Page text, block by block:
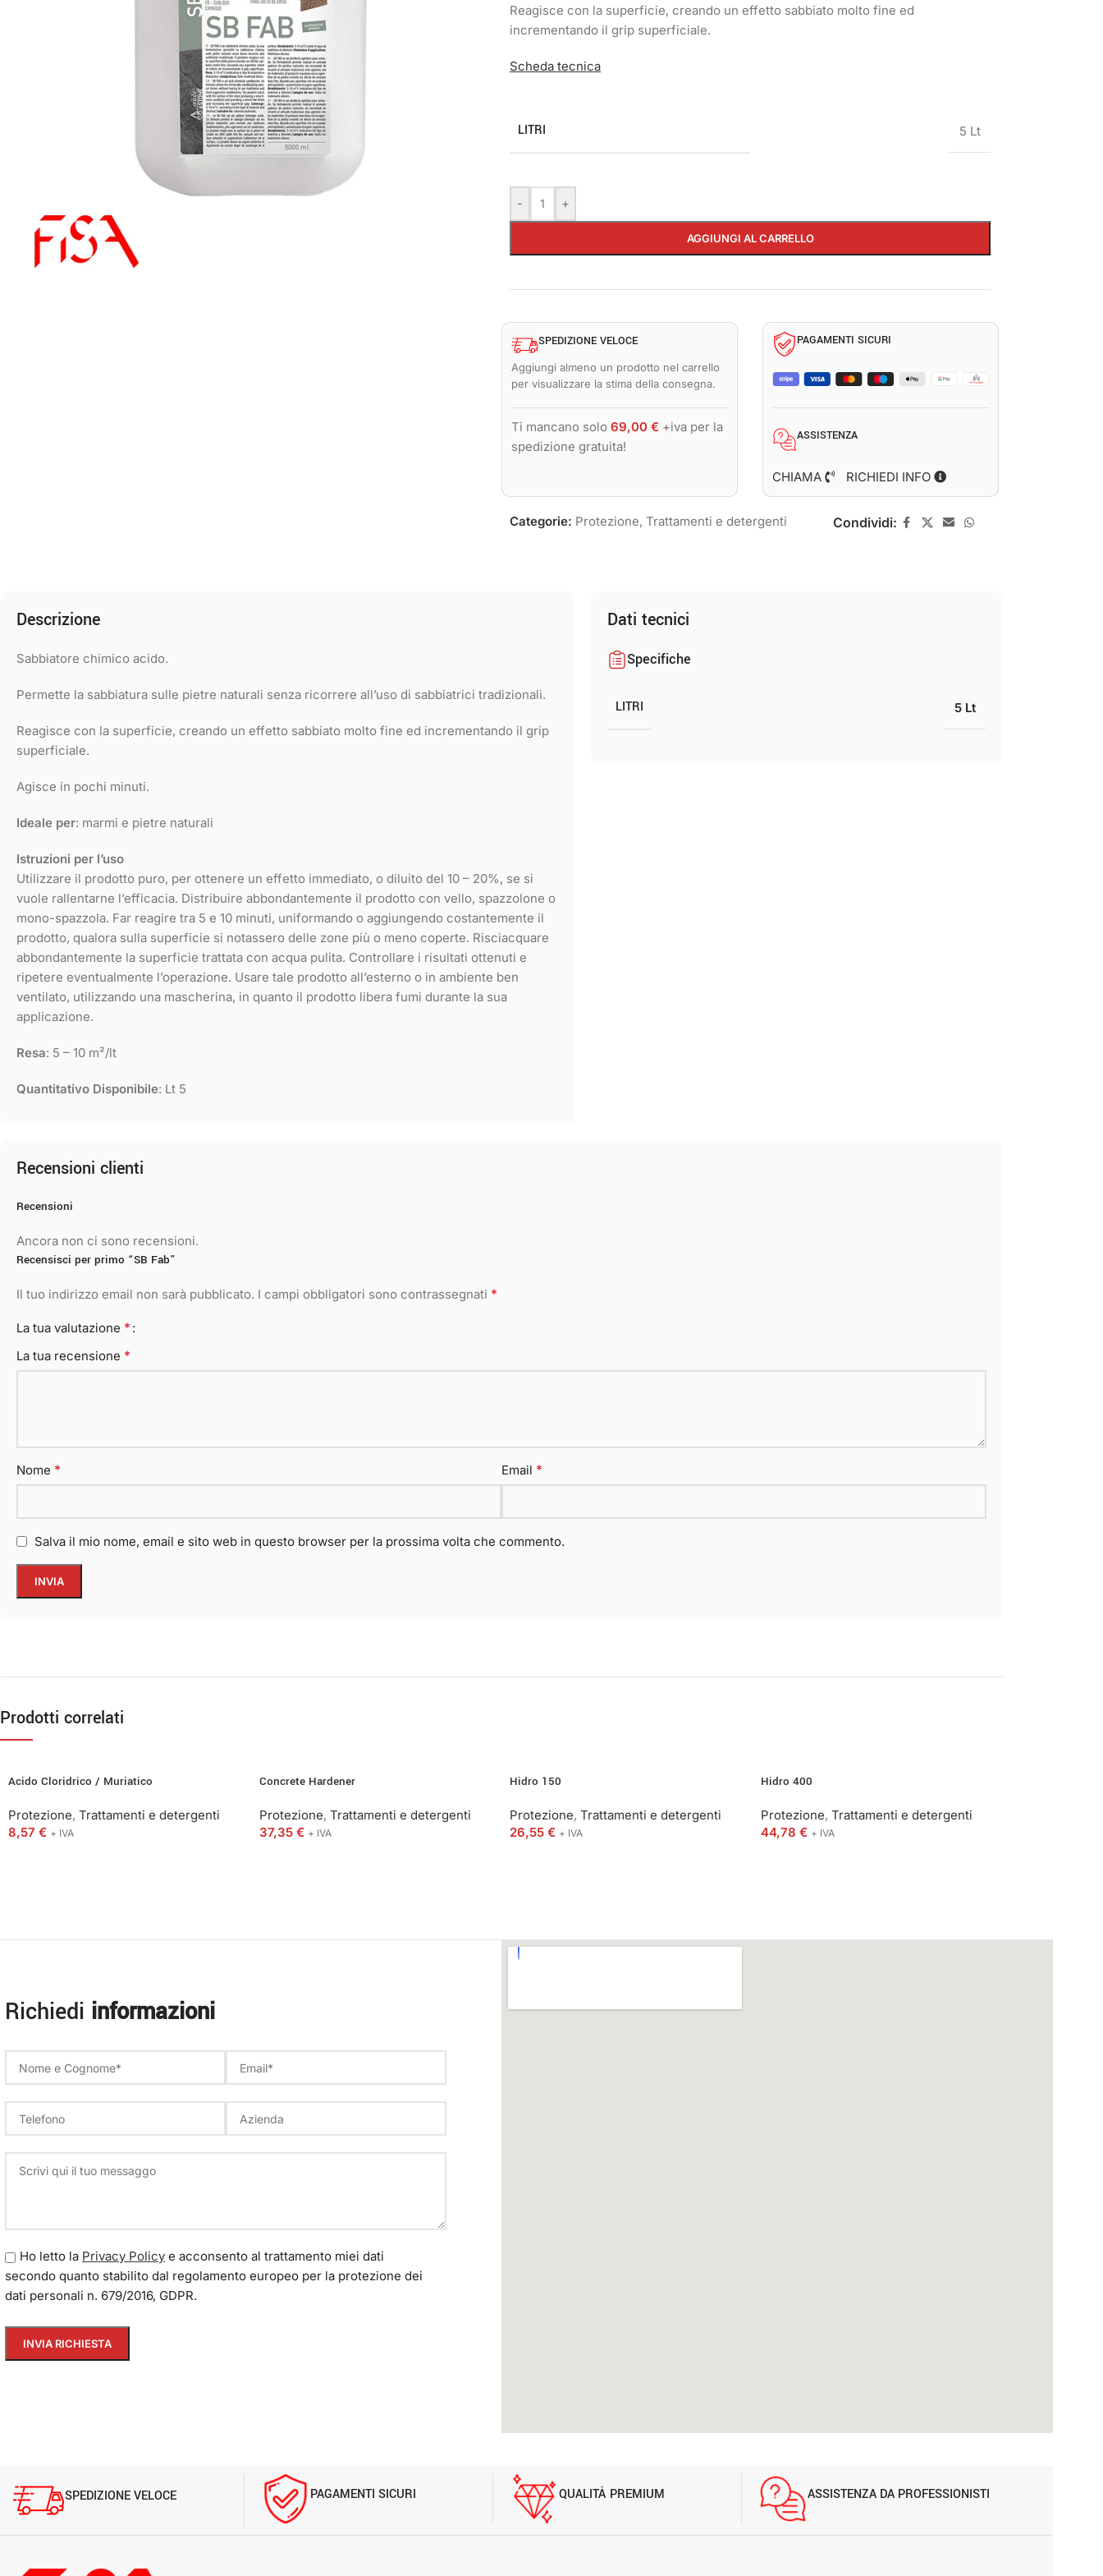
Reagisce con la superficie, creando un effetto sabbiato molto fine ed
incrementando il grip superficiale.
Scheda tecnica
LITRI 5 Lt
- +
AGGIUNGI AL CARRELLO
SPEDIZIONE VELOCE
Aggiungi almeno un prodotto nel carrello
per visualizzare la stima della consegna.
Ti mancano solo 69,00 € +iva per la
spedizione gratuita!
PAGAMENTI SICURI
ASSISTENZA
CHIAMA RICHIEDI INFO
Categorie: Protezione, Trattamenti e detergenti Condividi:
Descrizione
Sabbiatore chimico acido.
Permette la sabbiatura sulle pietre naturali senza ricorrere all’uso di sabbiatrici tradizionali.
Reagisce con la superficie, creando un effetto sabbiato molto fine ed incrementando il grip
superficiale.
Agisce in pochi minuti.
Ideale per: marmi e pietre naturali
Istruzioni per l’uso
Utilizzare il prodotto puro, per ottenere un effetto immediato, o diluito del 10 – 20%, se si
vuole rallentarne l’efficacia. Distribuire abbondantemente il prodotto con vello, spazzolone o
mono-spazzola. Far reagire tra 5 e 10 minuti, uniformando o aggiungendo costantemente il
prodotto, qualora sulla superficie si notassero delle zone più o meno coperte. Risciacquare
abbondantemente la superficie trattata con acqua pulita. Controllare i risultati ottenuti e
ripetere eventualmente l’operazione. Usare tale prodotto all’esterno o in ambiente ben
ventilato, utilizzando una mascherina, in quanto il prodotto libera fumi durante la sua
applicazione.
Resa: 5 – 10 m²/lt
Quantitativo Disponibile: Lt 5
Dati tecnici
Specifiche
LITRI 5 Lt
Recensioni clienti
Recensioni
Ancora non ci sono recensioni.
Recensisci per primo “SB Fab”
Il tuo indirizzo email non sarà pubblicato. I campi obbligatori sono contrassegnati *
La tua valutazione *
La tua recensione *
Nome * Email *
Salva il mio nome, email e sito web in questo browser per la prossima volta che commento.
Prodotti correlati
Acido Cloridrico / Muriatico
Protezione, Trattamenti e detergenti
8,57 € + IVA
Concrete Hardener
Protezione, Trattamenti e detergenti
37,35 € + IVA
Hidro 150
Protezione, Trattamenti e detergenti
26,55 € + IVA
Hidro 400
Protezione, Trattamenti e detergenti
44,78 € + IVA
Richiedi informazioni
Ho letto la Privacy Policy e acconsento al trattamento miei dati
secondo quanto stabilito dal regolamento europeo per la protezione dei
dati personali n. 679/2016, GDPR.
SPEDIZIONE VELOCE PAGAMENTI SICURI QUALITÀ PREMIUM ASSISTENZA DA PROFESSIONISTI